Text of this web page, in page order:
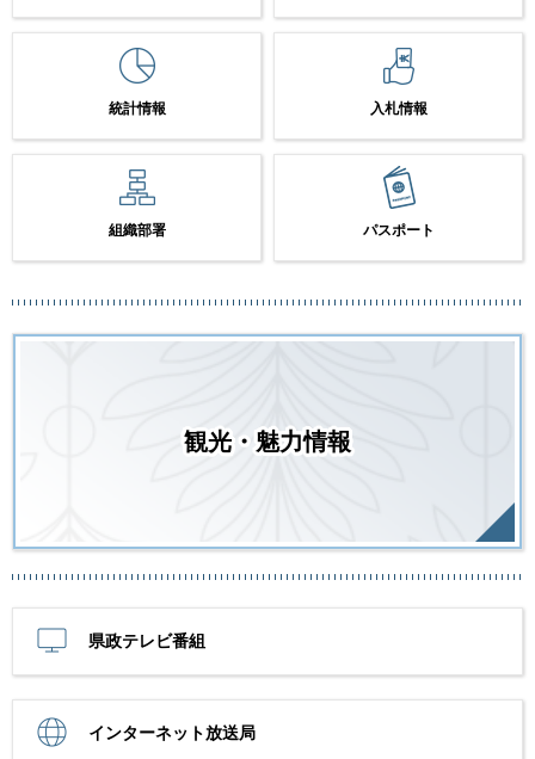
統計情報 入札情報
組織部署 パスポート
観光・魅力情報
県政テレビ番組
インターネット放送局